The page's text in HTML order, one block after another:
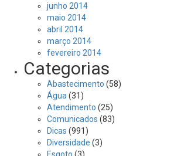
junho 2014
maio 2014
abril 2014
março 2014
fevereiro 2014
Categorias
Abastecimento (58)
Água (31)
Atendimento (25)
Comunicados (83)
Dicas (991)
Diversidade (3)